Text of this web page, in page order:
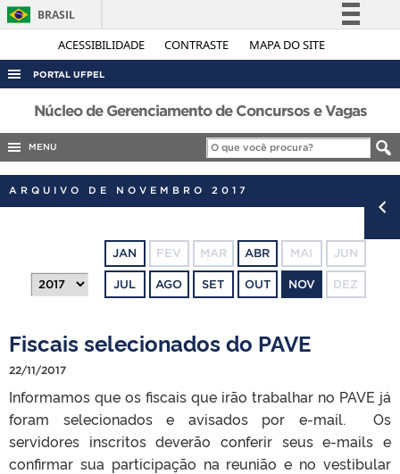
ACESSIBILIDADE CONTRASTE MAPA DO SITE
BRASIL
Simplifique!
Legislação
Canais
PORTAL UFPEL
ACESSO À INFORMAÇÃO
AUDITORIA
CONCURSOS
OUVIDORIA
TELEFONES
Núcleo de Gerenciamento de Concursos e Vagas
MENU
ARQUIVO DE NOVEMBRO 2017
JAN FEV MAR ABR MAI JUN
JUL AGO SET OUT NOV DEZ
Fiscais selecionados do PAVE
22/11/2017
Informamos que os fiscais que irão trabalhar no PAVE já
foram selecionados e avisados por e-mail. Os
servidores inscritos deverão conferir seus e-mails e
confirmar sua participação na reunião e no vestibular